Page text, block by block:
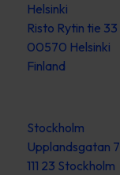
Helsinki
Risto Rytin tie 33
00570 Helsinki
Finland
Stockholm
Upplandsgatan 7
111 23 Stockholm